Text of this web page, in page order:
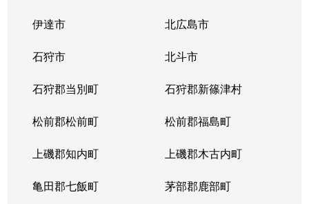
伊達市 北広島市
石狩市 北斗市
石狩郡当別町 石狩郡新篠津村
松前郡松前町 松前郡福島町
上磯郡知内町 上磯郡木古内町
亀田郡七飯町 茅部郡鹿部町